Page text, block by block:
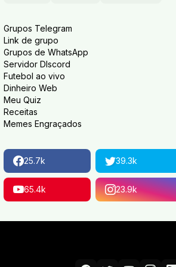
Grupos Telegram
Link de grupo
Grupos de WhatsApp
Servidor DIscord
Futebol ao vivo
Dinheiro Web
Meu Quiz
Receitas
Memes Engraçados
25.7k 39.3k
65.4k 23.9k